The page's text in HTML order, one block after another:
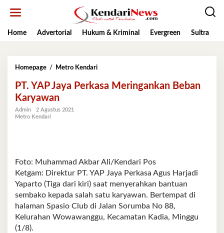
Home
Advertorial Hukum & Kriminal Evergreen Sultra
Homepage / Metro KendariPT.
Jaya
PT. YAP Jaya Perkasa Meringankan Beban
Karyawan
Admin
2 Agustus 2021
Metro Kendari
Foto: Muhammad Akbar Ali/Kendari Pos
Ketgam: Direktur PT. YAP Jaya Perkasa Agus Harjadi
Yaparto (Tiga dari kiri) saat menyerahkan bantuan
sembako kepada salah satu karyawan. Bertempat di
halaman Spasio Club di Jalan Sorumba No 88,
Kelurahan Wowawanggu, Kecamatan Kadia, Minggu
(1/8).